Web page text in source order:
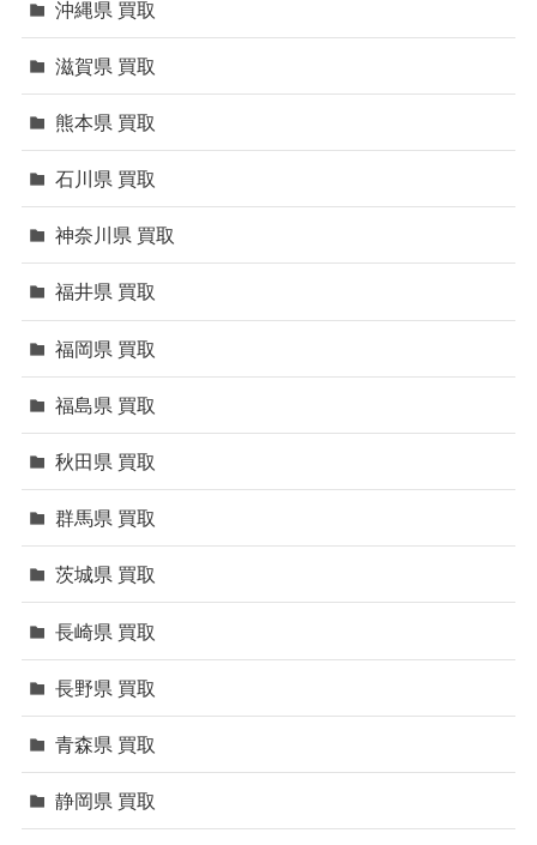
沖縄県 買取
滋賀県 買取
熊本県 買取
石川県 買取
神奈川県 買取
福井県 買取
福岡県 買取
福島県 買取
秋田県 買取
群馬県 買取
茨城県 買取
長崎県 買取
長野県 買取
青森県 買取
静岡県 買取